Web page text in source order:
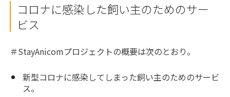
コロナに感染した飼い主のためのサー
ビス
＃StayAnicomプロジェクトの概要は次のとおり。
新型コロナに感染してしまった飼い主のためのサービ
ス。